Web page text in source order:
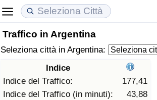
Traffico in Argentina
Seleziona città in Argentina:
Indice
Indice del Traffico:
177,41
Indice del Traffico (in minuti):
43,88
Costo della vita
Indice Del Costo Della Vita (corrente)
Indice Del Costo Della Vita
Prezzi degli immobili
Indice del Prezzo delle Case (Corrente)
Indice del Prezzo delle Case
Qualità della Vita
Indice della Qualità della Vita
Indice della Qualità della Vita (Corrente)